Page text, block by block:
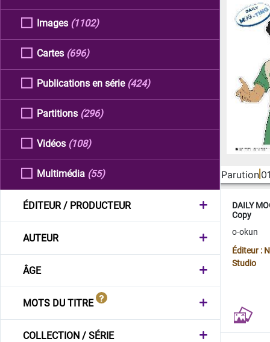
Images (1102)
Cartes (696)
Publications en série (424)
Partitions (296)
Vidéos (108)
Multimédia (55)
ÉDITEUR / PRODUCTEUR
AUTEUR
ÂGE
MOTS DU TITRE
COLLECTION / SÉRIE
Parution
DAILY
Copy
o-okun
Éditeur :
Studio